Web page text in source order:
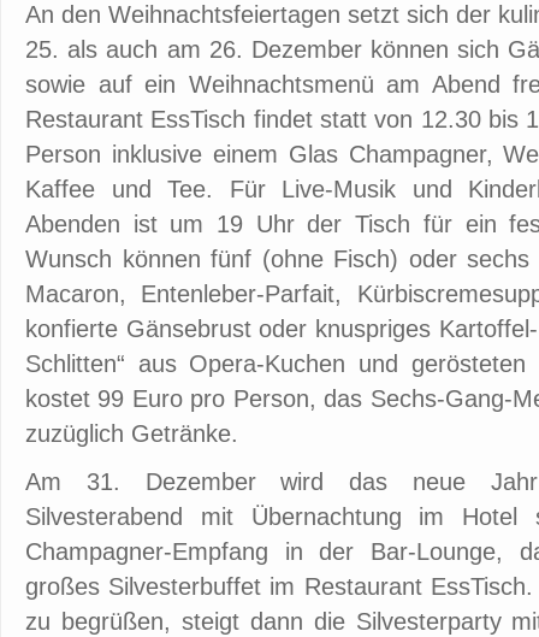
An den Weihnachtsfeiertagen setzt sich der
25. als auch am 26. Dezember können sich
sowie auf ein Weihnachtsmenü am Abend
Restaurant EssTisch findet statt von 12.30 bis
Person inklusive einem Glas Champagner,
Kaffee und Tee. Für Live-Musik und
Abenden ist um 19 Uhr der Tisch für ein
Wunsch können fünf (ohne Fisch) oder
Macaron, Entenleber-Parfait,
konfierte Gänsebrust oder knuspriges
Schlitten“ aus Opera-Kuchen und
kostet 99 Euro pro Person, das Sechs-Gang-
zuzüglich Getränke.
Am 31. Dezember wird das neue Jahr
Silvesterabend mit Übernachtung im
Champagner-Empfang in der Bar-Lounge,
großes Silvesterbuffet im Restaurant
zu begrüßen, steigt dann die Silvesterparty